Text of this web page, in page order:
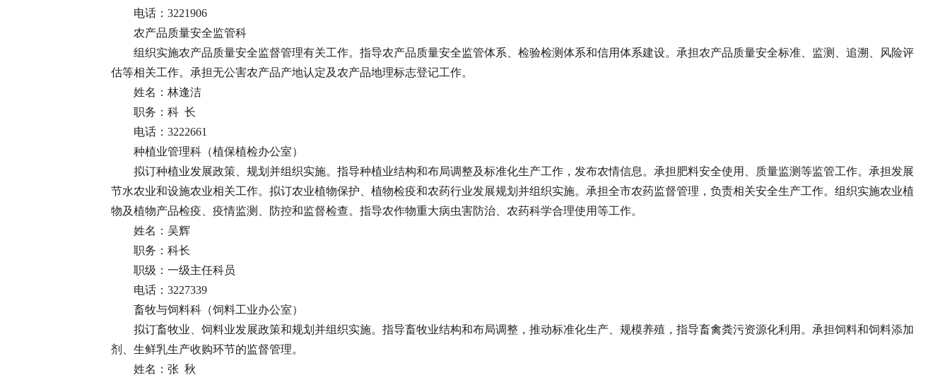
电话：3221906
农产品质量安全监管科
组织实施农产品质量安全监督管理有关工作。指导农产品质量安全监管体系、检验检测体系和信用体系建设。承担农产品质量安全标准、监测、追溯、风险评
估等相关工作。承担无公害农产品产地认定及农产品地理标志登记工作。
姓名：林逢洁
职务：科 长
电话：3222661
种植业管理科（植保植检办公室）
拟订种植业发展政策、规划并组织实施。指导种植业结构和布局调整及标准化生产工作，发布农情信息。承担肥料安全使用、质量监测等监管工作。承担发展
节水农业和设施农业相关工作。拟订农业植物保护、植物检疫和农药行业发展规划并组织实施。承担全市农药监督管理，负责相关安全生产工作。组织实施农业植
物及植物产品检疫、疫情监测、防控和监督检查。指导农作物重大病虫害防治、农药科学合理使用等工作。
姓名：吴辉
职务：科长
职级：一级主任科员
电话：3227339
畜牧与饲料科（饲料工业办公室）
拟订畜牧业、饲料业发展政策和规划并组织实施。指导畜牧业结构和布局调整，推动标准化生产、规模养殖，指导畜禽粪污资源化利用。承担饲料和饲料添加
剂、生鲜乳生产收购环节的监督管理。
姓名：张 秋